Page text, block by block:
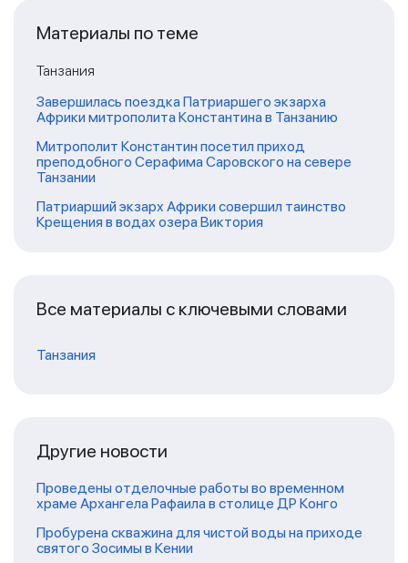
Материалы по теме
Танзания
Завершилась поездка Патриаршего экзарха
Африки митрополита Константина в Танзанию
Митрополит Константин посетил приход
преподобного Серафима Саровского на севере
Танзании
Патриарший экзарх Африки совершил таинство
Крещения в водах озера Виктория
Все материалы с ключевыми словами
Танзания
Другие новости
Проведены отделочные работы во временном
храме Архангела Рафаила в столице ДР Конго
Пробурена скважина для чистой воды на приходе
святого Зосимы в Кении